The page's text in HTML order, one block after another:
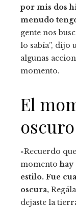
por mis dos
menudo
gente nos
lo sabía”, dijo
algunas
momento.
El
oscuro
«Recuerdo
momentohay
estilo. Fue
oscura,
dejaste la